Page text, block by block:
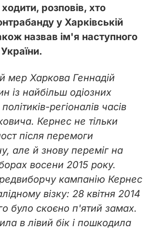
розповів, хто
у Харківській
назвав ім'я наступного
мер Харкова Геннадій
із найбільш одіозних
регіоналів часів
Кернес не тільки
після перемоги
але й знову переміг на
восени 2015 року.
кампанію Кернес
візку: 28 квітня 2014
було скоєно п'ятий замах.
в лівий бік і пошкодила